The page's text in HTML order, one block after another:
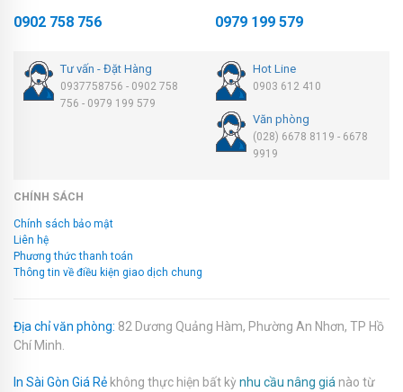
0902 758 756 0979 199 579
Tư vấn - Đặt Hàng
0937758756 - 0902 758
756 - 0979 199 579
Hot Line
0903 612 410
Văn phòng
(028) 6678 8119 - 6678
9919
CHÍNH SÁCH
Chính sách bảo mật
Liên hệ
Phương thức thanh toán
Thông tin về điều kiện giao dịch chung
Địa chỉ văn phòng: 82 Dương Quảng Hàm, Phường An Nhơn, TP Hồ
Chí Minh.
In Sài Gòn Giá Rẻ không thực hiện bất kỳ nhu cầu nâng giá nào từ